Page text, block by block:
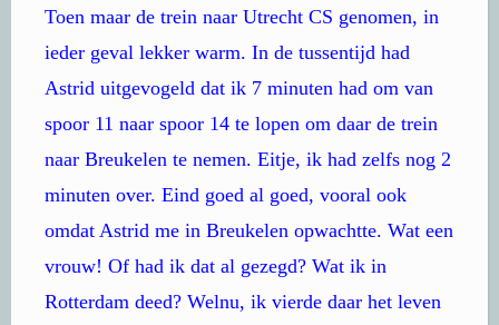
Toen maar de trein naar Utrecht CS genomen, in
ieder geval lekker warm. In de tussentijd had
Astrid uitgevogeld dat ik 7 minuten had om van
spoor 11 naar spoor 14 te lopen om daar de trein
naar Breukelen te nemen. Eitje, ik had zelfs nog 2
minuten over. Eind goed al goed, vooral ook
omdat Astrid me in Breukelen opwachtte. Wat een
vrouw! Of had ik dat al gezegd? Wat ik in
Rotterdam deed? Welnu, ik vierde daar het leven